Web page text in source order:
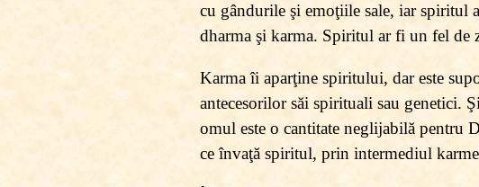
cu gândurile şi emoţiile sale, iar spiritul
dharma şi karma. Spiritul ar fi un fel de
Karma îi aparţine spiritului, dar este
antecesorilor săi spirituali sau genetici.
omul este o cantitate neglijabilă pentru
ce învaţă spiritul, prin intermediul